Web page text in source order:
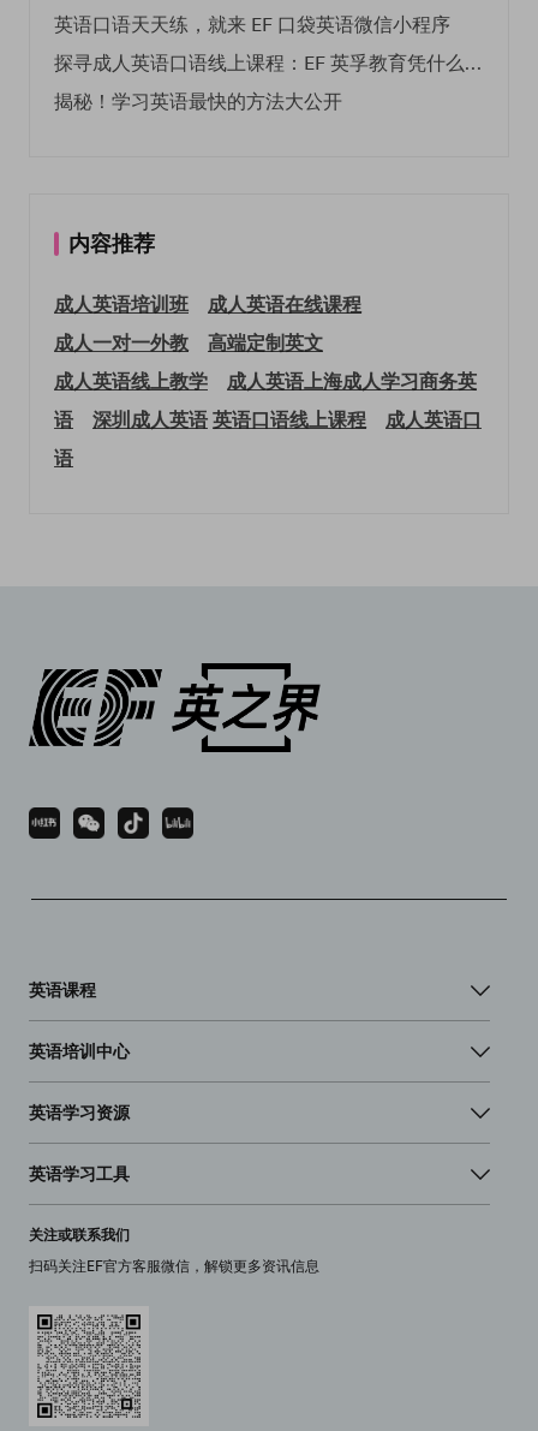
英语口语天天练，就来 EF 口袋英语微信小程序
探寻成人英语口语线上课程：EF 英孚教育凭什么领航
揭秘！学习英语最快的方法大公开
内容推荐
成人英语培训班
成人英语在线课程
成人一对一外教
高端定制英文
成人英语线上教学
成人英语上海成人学习商务英
语
深圳成人英语英语口语线上课程
成人英语口
语
英语课程
英语培训中心
英语学习资源
英语学习工具
关注或联系我们
扫码关注EF官方客服微信，解锁更多资讯信息